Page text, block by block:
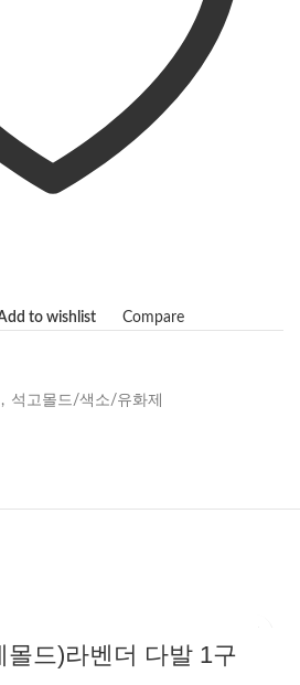
to wishlist Compare
, 석고몰드/색소/유화제
몰드)라벤더 다발 1구